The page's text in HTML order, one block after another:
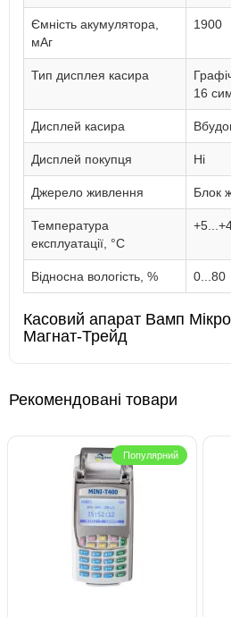
Ємність акумулятора,
мАг
1900
Тип дисплея касира
16
Дисплей касира
Дисплей покупця Ні
Джерело живлення Блок
Температура
експлуатації, °C
Відносна вологість, % 0...80
Касовий апарат Вамп Мікро
Магнат-Трейд
Рекомендовані товари
Популярний